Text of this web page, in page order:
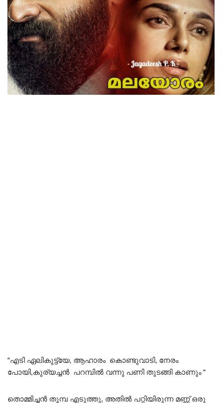
“എടി ഏലികുട്ട്യേ, ആഹാരം കൊണ്ടുവാടി, നേരം
പോയി,കുര്യച്ചൻ പറമ്പിൽ വന്നു പണി തുടങ്ങി കാണും “
തൊമ്മിച്ചൻ തൂമ്പ എടുത്തു, അതിൽ പറ്റിയിരുന്ന മണ്ണ് ഒരു